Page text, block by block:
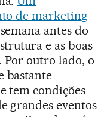
de marketing
antes do
e as boas
Por outro lado, o
bastante
tem condições
grandes eventos